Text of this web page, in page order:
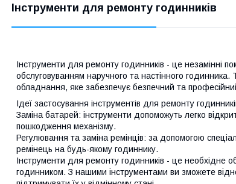
Інструменти для ремонту годинників
Інструменти для ремонту годинників - це незамінні
обслуговуванням наручного та настінного годинника.
обладнання, яке забезпечує безпечний та
Ідеї застосування інструментів для ремонту
Заміна батарей: інструменти допоможуть легко
пошкодження механізму.
Регулювання та заміна ремінців: за допомогою
ремінець на будь-якому годиннику.
Інструменти для ремонту годинників - це необхідне
годинником. З нашими інструментами ви зможете